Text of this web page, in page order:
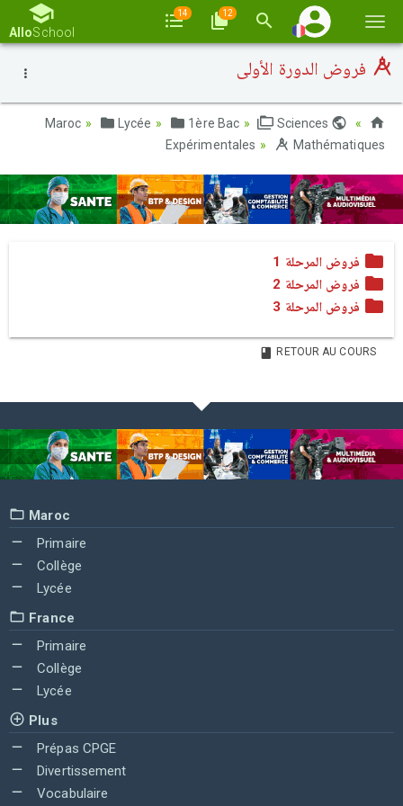
la
AlloSchool
14 12
فروض الدورة الأولى
Lycée 1ère Bac
Sciences
Expérimentales
Mathématiques
فروض المرحلة 1
فروض المرحلة 2
فروض المرحلة 3
RETOUR AU COURS
Maroc
Primaire
Collège
Lycée
France
Primaire
Collège
Lycée
Plus
Prépas CPGE
Divertissement
Vocabulaire